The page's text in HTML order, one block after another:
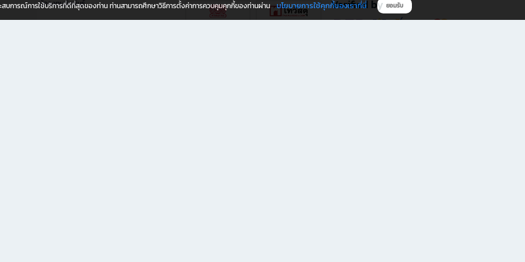
นักลงทุนสัมพันธ์
Verified by
สบการณ์การใช้บริการที่ดีที่สุดของท่าน ท่านสามารถศึกษาวิธีการตั้งค่าการควบคุมคุกกี้ของท่านผ่าน นโยบายการใช้คุกกี้ของเราที่นี่ ยอมรับ